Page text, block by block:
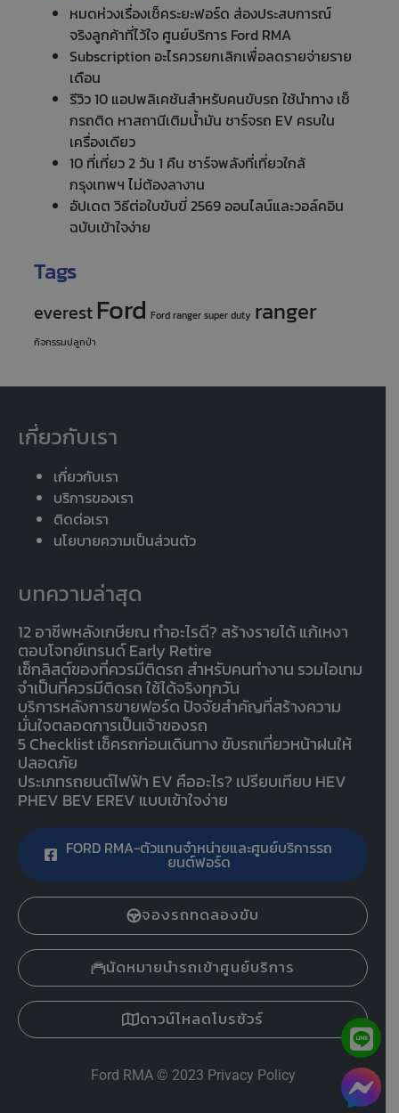
หมดห่วงเรื่องเช็คระยะฟอร์ด ส่องประสบการณ์
จริงลูกค้าที่ไว้ใจ ศูนย์บริการ Ford RMA
Subscription อะไรควรยกเลิกเพื่อลดรายจ่ายราย
เดือน
รีวิว 10 แอปพลิเคชันสำหรับคนขับรถ ใช้นำทาง เช็
กรถติด หาสถานีเติมน้ำมัน ชาร์จรถ EV ครบใน
เครื่องเดียว
10 ที่เที่ยว 2 วัน 1 คืน ชาร์จพลังที่เที่ยวใกล้
กรุงเทพฯ ไม่ต้องลางาน
อัปเดต วิธีต่อใบขับขี่ 2569 ออนไลน์และวอล์คอิน
ฉบับเข้าใจง่าย
Tags
everest Ford Ford ranger super duty ranger
กิจกรรมปลูกป่า
เกี่ยวกับเรา
เกี่ยวกับเรา
บริการของเรา
ติดต่อเรา
นโยบายความเป็นส่วนตัว
บทความล่าสุด
12 อาชีพหลังเกษียณ ทำอะไรดี? สร้างรายได้ แก้เหงา
ตอบโจทย์เทรนด์ Early Retire
เช็กลิสต์ของที่ควรมีติดรถ สำหรับคนทำงาน รวมไอเทม
จำเป็นที่ควรมีติดรถ ใช้ได้จริงทุกวัน
บริการหลังการขายฟอร์ด ปัจจัยสำคัญที่สร้างความ
มั่นใจตลอดการเป็นเจ้าของรถ
5 Checklist เช็ครถก่อนเดินทาง ขับรถเที่ยวหน้าฝนให้
ปลอดภัย
ประเภทรถยนต์ไฟฟ้า EV คืออะไร? เปรียบเทียบ HEV
PHEV BEV EREV แบบเข้าใจง่าย
FORD RMA-ตัวแทนจำหน่ายและศูนย์บริการรถ
ยนต์ฟอร์ด
จองรถทดลองขับ
นัดหมายนำรถเข้าศูนย์บริการ
ดาวน์โหลดโบรชัวร์
Ford RMA© 2023 Privacy Policy